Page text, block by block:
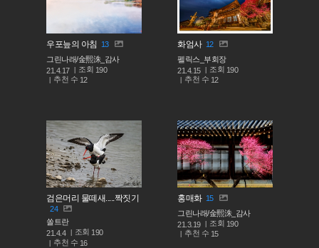
우포늪의 아침 13
그린나래/金熙洙_감사
21.4.17
조회 190
추천 수 12
화엄사 12
펠릭스_부회장
21.4.15
조회 190
추천 수 12
검은머리 물떼새.....짝짓기
24
쏠트란
21.4.4
조회 190
추천 수 16
홍매화 15
그린나래/金熙洙_감사
21.3.19
조회 190
추천 수 15